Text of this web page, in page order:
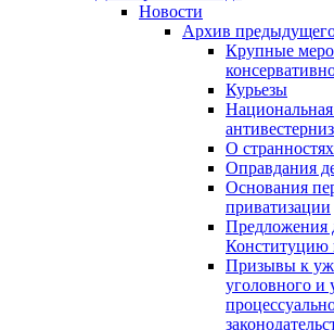
Новости
Архив
Крупные
Курьезы
О
Оправдания
Основания
приватизации
Предложения
Конституцию
Призывы к
уголовного и